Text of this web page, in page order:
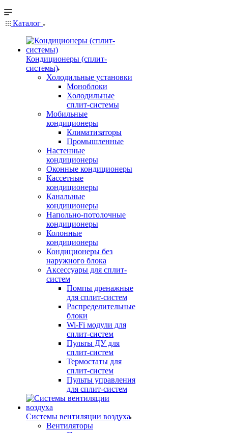
Каталог
Кондиционеры (сплит-
системы)
Холодильные установки
Моноблоки
Холодильные
сплит-системы
Мобильные
кондиционеры
Климатизаторы
Промышленные
Настенные
кондиционеры
Оконные кондиционеры
Кассетные
кондиционеры
Канальные
кондиционеры
Напольно-потолочные
кондиционеры
Колонные
кондиционеры
Кондиционеры без
наружного блока
Аксессуары для сплит-
систем
Помпы дренажные
для сплит-систем
Распределительные
блоки
Wi-Fi модули для
сплит-систем
Пульты ДУ для
сплит-систем
Термостаты для
сплит-систем
Пульты управления
для сплит-систем
Системы вентиляции воздуха
Вентиляторы